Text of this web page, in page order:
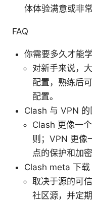
体体验满意或非
FAQ
你需要多久才能
对新手来说，
配置，熟练后
配置。
Clash 与 VPN 的
Clash 更像一
则；VPN 更像
点的保护和加密
Clash meta 下载
取决于源的可
社区源，并定